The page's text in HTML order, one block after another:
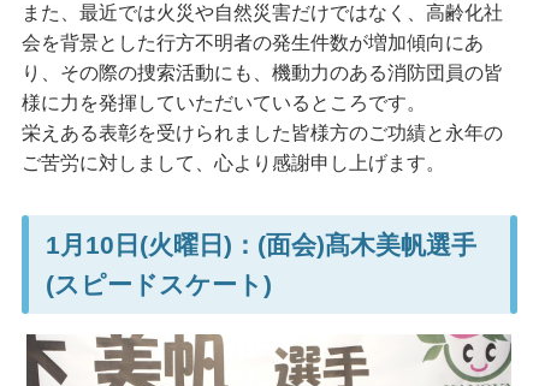
また、最近では火災や自然災害だけではなく、高齢化社
会を背景とした行方不明者の発生件数が増加傾向にあ
り、その際の捜索活動にも、機動力のある消防団員の皆
様に力を発揮していただいているところです。
栄えある表彰を受けられました皆様方のご功績と永年の
ご苦労に対しまして、心より感謝申し上げます。
1月10日(火曜日)：(面会)髙木美帆選手
(スピードスケート)